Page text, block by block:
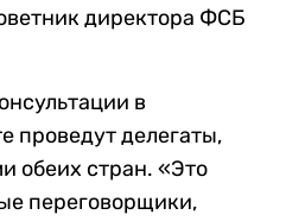
директора ФСБ
в
проведут делегаты,
обеих стран. «Это
переговорщики,